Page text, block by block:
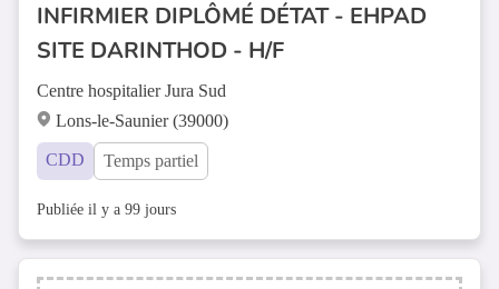
INFIRMIER DIPLÔMÉ DÉTAT - EHPAD
SITE DARINTHOD - H/F
Centre hospitalier Jura Sud
Lons-le-Saunier (39000)
CDD Temps partiel
Publiée il y a 99 jours